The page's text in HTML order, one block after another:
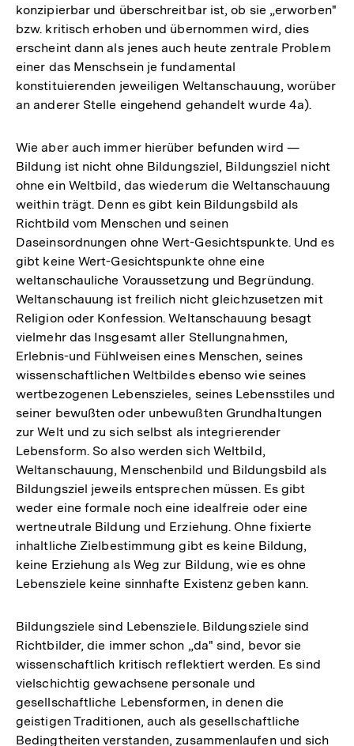
konzipierbar und überschreitbar ist, ob sie „erworben"
bzw. kritisch erhoben und übernommen wird, dies
erscheint dann als jenes auch heute zentrale Problem
einer das Menschsein je fundamental
konstituierenden jeweiligen Weltanschauung, worüber
an anderer Stelle eingehend gehandelt wurde 4a).
Wie aber auch immer hierüber befunden wird —
Bildung ist nicht ohne Bildungsziel, Bildungsziel nicht
ohne ein Weltbild, das wiederum die Weltanschauung
weithin trägt. Denn es gibt kein Bildungsbild als
Richtbild vom Menschen und seinen
Daseinsordnungen ohne Wert-Gesichtspunkte. Und es
gibt keine Wert-Gesichtspunkte ohne eine
weltanschauliche Voraussetzung und Begründung.
Weltanschauung ist freilich nicht gleichzusetzen mit
Religion oder Konfession. Weltanschauung besagt
vielmehr das Insgesamt aller Stellungnahmen,
Erlebnis-und Fühlweisen eines Menschen, seines
wissenschaftlichen Weltbildes ebenso wie seines
wertbezogenen Lebenszieles, seines Lebensstiles und
seiner bewußten oder unbewußten Grundhaltungen
zur Welt und zu sich selbst als integrierender
Lebensform. So also werden sich Weltbild,
Weltanschauung, Menschenbild und Bildungsbild als
Bildungsziel jeweils entsprechen müssen. Es gibt
weder eine formale noch eine idealfreie oder eine
wertneutrale Bildung und Erziehung. Ohne fixierte
inhaltliche Zielbestimmung gibt es keine Bildung,
keine Erziehung als Weg zur Bildung, wie es ohne
Lebensziele keine sinnhafte Existenz geben kann.
Bildungsziele sind Lebensziele. Bildungsziele sind
Richtbilder, die immer schon „da" sind, bevor sie
wissenschaftlich kritisch reflektiert werden. Es sind
vielschichtig gewachsene personale und
gesellschaftliche Lebensformen, in denen die
geistigen Traditionen, auch als gesellschaftliche
Bedingtheiten verstanden, zusammenlaufen und sich